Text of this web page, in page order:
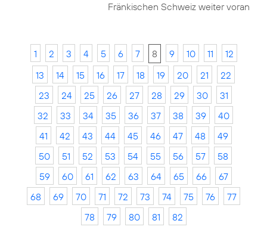
Fränkischen Schweiz weiter voran
1 2 3 4 5 6 7 8 9 10 11
12
13
14 15 16 17 18 19 20 21
22
23
24 25 26 27 28 29 30
31
32
33 34 35 36 37 38 39
40
41
42 43 44 45 46 47 48
49
50
51 52 53 54 55 56 57
58
59
60 61 62 63 64 65 66
67
68
69 70 71 72 73 74 75 76
77
78
79 80 81 82